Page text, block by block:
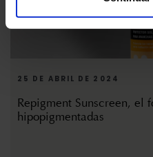
25 DE ABRIL DE 2024
Repigment Sunscreen, el
hipopigmentadas